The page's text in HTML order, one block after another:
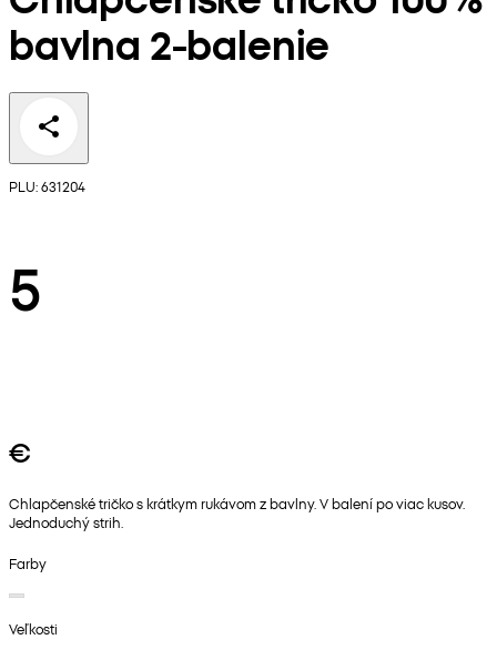
bavlna 2-balenie
PLU: 631204
5
€
Chlapčenské tričko s krátkym rukávom z bavlny. V balení po viac kusov.
Jednoduchý strih.
Farby
Veľkosti